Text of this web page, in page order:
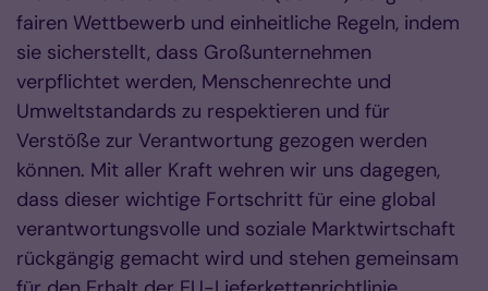
fairen Wettbewerb und einheitliche Regeln, indem
sie sicherstellt, dass Großunternehmen
verpflichtet werden, Menschenrechte und
Umweltstandards zu respektieren und für
Verstöße zur Verantwortung gezogen werden
können. Mit aller Kraft wehren wir uns dagegen,
dass dieser wichtige Fortschritt für eine global
verantwortungsvolle und soziale Marktwirtschaft
rückgängig gemacht wird und stehen gemeinsam